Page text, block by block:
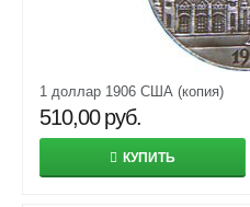
1 доллар 1906 США (копия)
510,00 руб.
КУПИТЬ